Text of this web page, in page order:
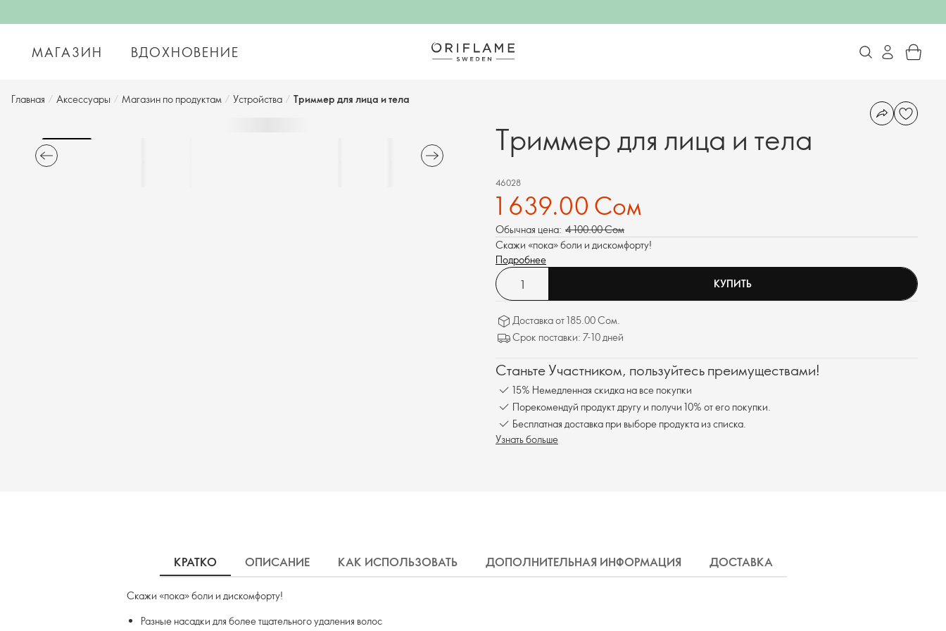
МАГАЗИН ВДОХНОВЕНИЕ
Главная / Аксессуары / Магазин по продуктам / Устройства / Триммер для лица и тела
Триммер для лица и тела
46028
1 639.00 Сом
Обычная цена: 4 100.00 Сом
Скажи «пока» боли и дискомфорту!
Подробнее
КУПИТЬ
Доставка от 185.00 Сом.
Срок поставки: 7-10 дней
Станьте Участником, пользуйтесь преимуществами!
15% Немедленная скидка на все покупки
Порекомендуй продукт другу и получи 10% от его покупки.
Бесплатная доставка при выборе продукта из списка.
Узнать больше
КРАТКО ОПИСАНИЕ КАК ИСПОЛЬЗОВАТЬ ДОПОЛНИТЕЛЬНАЯ ИНФОРМАЦИЯ ДОСТАВКА
Скажи «пока» боли и дискомфорту!
Разные насадки для более тщательного удаления волос